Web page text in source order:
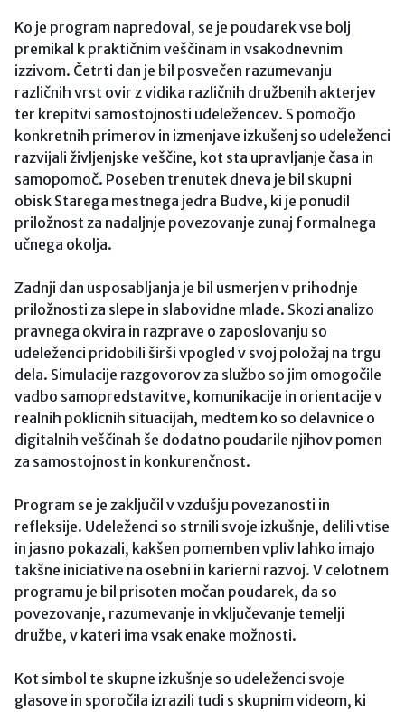
Ko je program napredoval, se je poudarek vse bolj
premikal k praktičnim veščinam in vsakodnevnim
izzivom. Četrti dan je bil posvečen razumevanju
različnih vrst ovir z vidika različnih družbenih akterjev
ter krepitvi samostojnosti udeležencev. S pomočjo
konkretnih primerov in izmenjave izkušenj so udeleženci
razvijali življenjske veščine, kot sta upravljanje časa in
samopomoč. Poseben trenutek dneva je bil skupni
obisk Starega mestnega jedra Budve, ki je ponudil
priložnost za nadaljnje povezovanje zunaj formalnega
učnega okolja.
Zadnji dan usposabljanja je bil usmerjen v prihodnje
priložnosti za slepe in slabovidne mlade. Skozi analizo
pravnega okvira in razprave o zaposlovanju so
udeleženci pridobili širši vpogled v svoj položaj na trgu
dela. Simulacije razgovorov za službo so jim omogočile
vadbo samopredstavitve, komunikacije in orientacije v
realnih poklicnih situacijah, medtem ko so delavnice o
digitalnih veščinah še dodatno poudarile njihov pomen
za samostojnost in konkurenčnost.
Program se je zaključil v vzdušju povezanosti in
refleksije. Udeleženci so strnili svoje izkušnje, delili vtise
in jasno pokazali, kakšen pomemben vpliv lahko imajo
takšne iniciative na osebni in karierni razvoj. V celotnem
programu je bil prisoten močan poudarek, da so
povezovanje, razumevanje in vključevanje temelji
družbe, v kateri ima vsak enake možnosti.
Kot simbol te skupne izkušnje so udeleženci svoje
glasove in sporočila izrazili tudi s skupnim videom, ki